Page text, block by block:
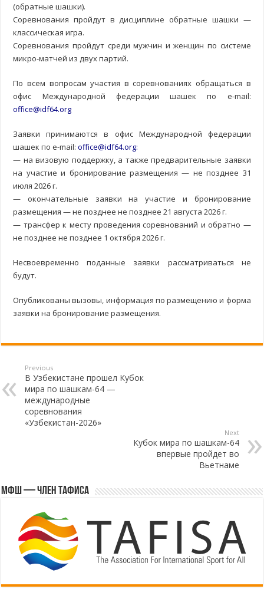
(обратные шашки).
Соревнования пройдут в дисциплине обратные шашки —
классическая игра.
Соревнования пройдут среди мужчин и женщин по системе
микро-матчей из двух партий.
По всем вопросам участия в соревнованиях обращаться в
офис Международной федерации шашек по e-mail:
office@idf64.org
Заявки принимаются в офис Международной федерации
шашек по e-mail:office@idf64.org:
— на визовую поддержку, а также предварительные заявки
на участие и бронирование размещения — не позднее 31
июля 2026 г.
— окончательные заявки на участие и бронирование
размещения — не позднее не позднее 21 августа 2026 г.
— трансфер к месту проведения соревнований и обратно —
не позднее не позднее 1 октября 2026 г.
Несвоевременно поданные заявки рассматриваться не
будут.
Опубликованы вызовы, информация по размещению и форма
заявки на бронирование размещения.
Previous
В Узбекистане прошел Кубок
мира по шашкам-64 —
международные
соревнования
«Узбекистан-2026»
Next
Кубок мира по шашкам-64
впервые пройдет во
Вьетнаме
МФШ — член ТАФИСА